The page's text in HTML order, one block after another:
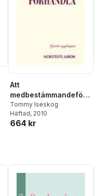
Att
medbestämmandeförh
andla
Tommy Iseskog
Häftad, 2010
664 kr